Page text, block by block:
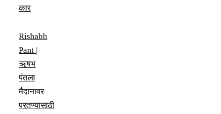
कार
Rishabh
Pant |
ऋषभ
पंतला
मैदानावर
परतण्यासाठी